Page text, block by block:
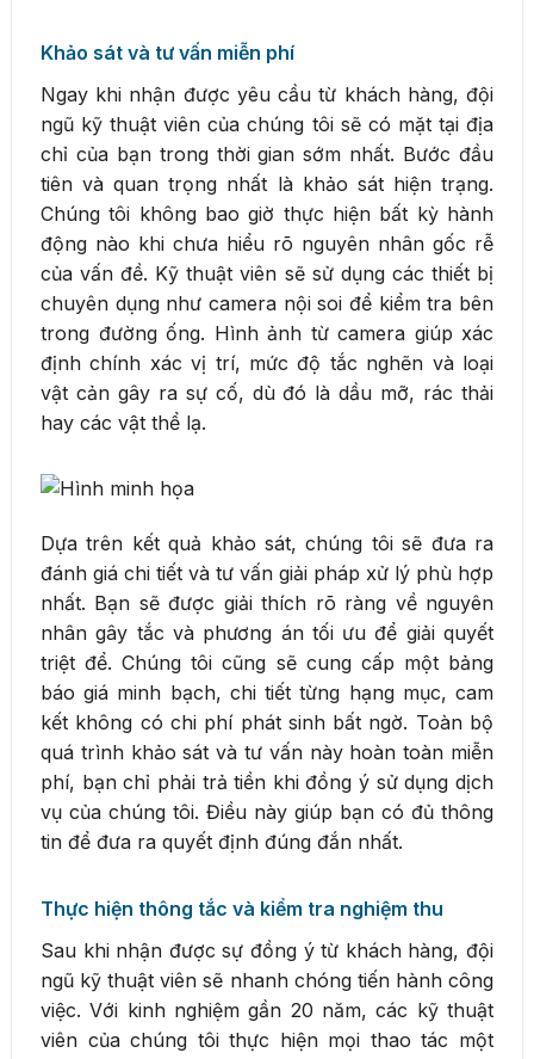
Khảo sát và tư vấn miễn phí
Ngay khi nhận được yêu cầu từ khách hàng, đội
ngũ kỹ thuật viên của chúng tôi sẽ có mặt tại địa
chỉ của bạn trong thời gian sớm nhất. Bước đầu
tiên và quan trọng nhất là khảo sát hiện trạng.
Chúng tôi không bao giờ thực hiện bất kỳ hành
động nào khi chưa hiểu rõ nguyên nhân gốc rễ
của vấn đề. Kỹ thuật viên sẽ sử dụng các thiết bị
chuyên dụng như camera nội soi để kiểm tra bên
trong đường ống. Hình ảnh từ camera giúp xác
định chính xác vị trí, mức độ tắc nghẽn và loại
vật cản gây ra sự cố, dù đó là dầu mỡ, rác thải
hay các vật thể lạ.
Dựa trên kết quả khảo sát, chúng tôi sẽ đưa ra
đánh giá chi tiết và tư vấn giải pháp xử lý phù hợp
nhất. Bạn sẽ được giải thích rõ ràng về nguyên
nhân gây tắc và phương án tối ưu để giải quyết
triệt để. Chúng tôi cũng sẽ cung cấp một bảng
báo giá minh bạch, chi tiết từng hạng mục, cam
kết không có chi phí phát sinh bất ngờ. Toàn bộ
quá trình khảo sát và tư vấn này hoàn toàn miễn
phí, bạn chỉ phải trả tiền khi đồng ý sử dụng dịch
vụ của chúng tôi. Điều này giúp bạn có đủ thông
tin để đưa ra quyết định đúng đắn nhất.
Thực hiện thông tắc và kiểm tra nghiệm thu
Sau khi nhận được sự đồng ý từ khách hàng, đội
ngũ kỹ thuật viên sẽ nhanh chóng tiến hành công
việc. Với kinh nghiệm gần 20 năm, các kỹ thuật
viên của chúng tôi thực hiện mọi thao tác một